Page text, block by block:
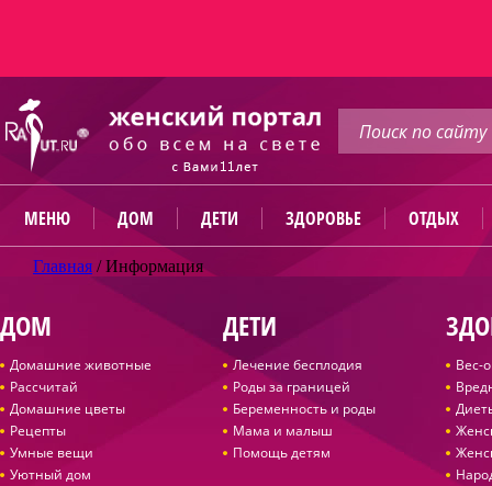
МЕНЮ ДОМ ДЕТИ ЗДОРОВЬЕ ОТДЫХ
Главная /Информация
ДОМ
Домашние животные
Рассчитай
Домашние цветы
Рецепты
Умные вещи
Уютный дом
ДЕТИ
Лечение бесплодия
Роды за границей
Беременность и роды
Мама и малыш
Помощь детям
Вес-